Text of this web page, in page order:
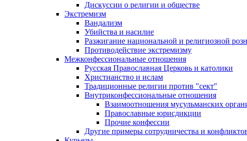
Дискуссии о религии и обществе
Экстремизм
Вандализм
Убийства и насилие
Разжигание национальной и религиозной
Противодействие экстремизму
Межконфессиональные отношения
Русская Православная Церковь и католики
Христианство и ислам
Традиционные религии против "сект"
Внутриконфессиональные отношения
Взаимоотношения мусульманских
Православные юрисдикции
Прочие конфессии
Другие примеры сотрудничества и